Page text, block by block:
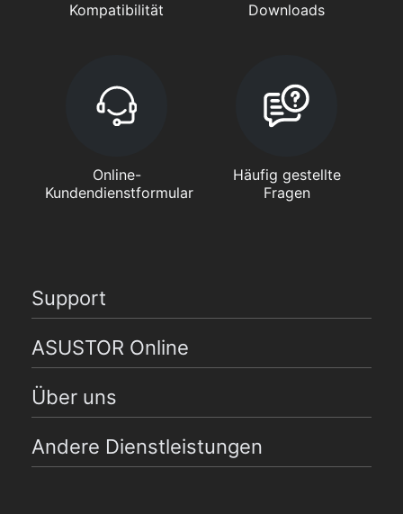
Kompatibilität Downloads
Online-
Kundendienstformular
Häufig gestellte
Fragen
Support
ASUSTOR Online
Über uns
Andere Dienstleistungen